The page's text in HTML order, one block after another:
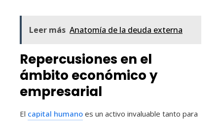
Leer más Anatomía de la deuda externa
Repercusiones en el
ámbito económico y
empresarial
El capital humano es un activo invaluable tanto para